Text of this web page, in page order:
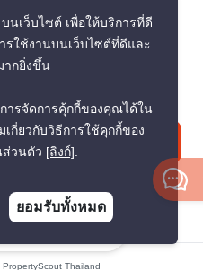
เรา
Thailand
นเว็บไซต์ เพื่อให้บริการที่ดี
ใช้งานบนเว็บไซต์ที่ดีและ
ากยิ่งขึ้น
ารจัดการคุ้กกี้ของคุณได้ใน
เกี่ยวกับวิธีการใช้คุกกี้ของ
ส่วนตัว [ลิงก์].
ยอมรับทั้งหมด